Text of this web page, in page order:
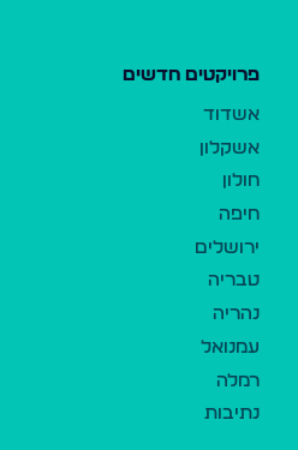
פרויקטים חדשים
אשדוד
אשקלון
חולון
חיפה
ירושלים
טבריה
נהריה
עמנואל
רמלה
נתיבות